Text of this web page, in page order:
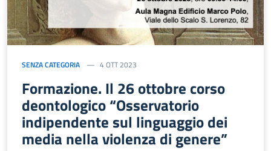
SENZA CATEGORIA 4 OTT 2023
Formazione. Il 26 ottobre corso
deontologico “Osservatorio
indipendente sul linguaggio dei
media nella violenza di genere”